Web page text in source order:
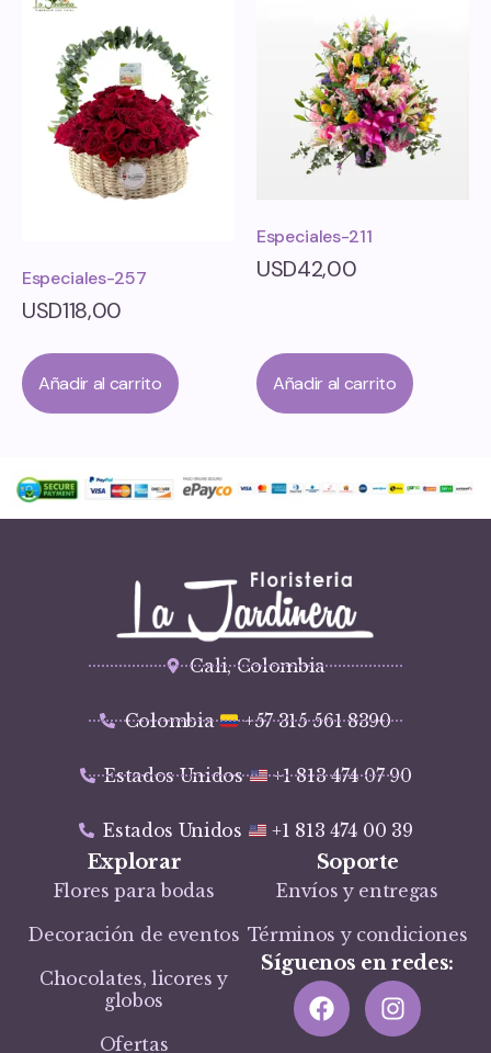
Especiales-257
USD118,00
Añadir al carrito
Especiales-211
USD42,00
Añadir al carrito
Cali, Colombia
Colombia +57 315 561 8390
Estados Unidos +1 813 474 07 90
Estados Unidos +1 813 474 00 39
Explorar
Flores para bodas
Decoración de eventos
Chocolates, licores y
globos
Ofertas
Soporte
Envíos y entregas
Términos y condiciones
Síguenos en redes: